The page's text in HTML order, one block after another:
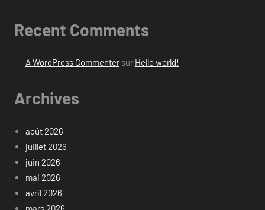
Recent Comments
A WordPress Commentersur Hello world!
Archives
août 2026
juillet 2026
juin 2026
mai 2026
avril 2026